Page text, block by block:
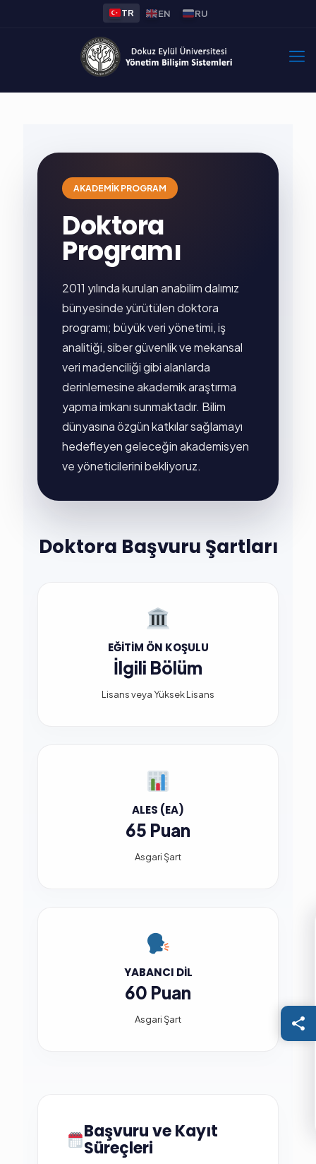
TR EN RU
AKADEMIK PROGRAM
Doktora
Programı
2011 yılında kurulan anabilim dalımız
bünyesinde yürütülen doktora
programı; büyük veri yönetimi, iş
analitiği, siber güvenlik ve mekansal
veri madenciliği gibi alanlarda
derinlemesine akademik araştırma
yapma imkanı sunmaktadır. Bilim
dünyasına özgün katkılar sağlamayı
hedefleyen geleceğin akademisyen
ve yöneticilerini bekliyoruz.
Doktora Başvuru Şartları
EĞITIM ÖN KOŞULU
İlgili Bölüm
Lisans veya Yüksek Lisans
ALES (EA)
65 Puan
Asgari Şart
YABANCI DIL
60 Puan
Asgari Şart
Başvuru ve Kayıt
Süreçleri